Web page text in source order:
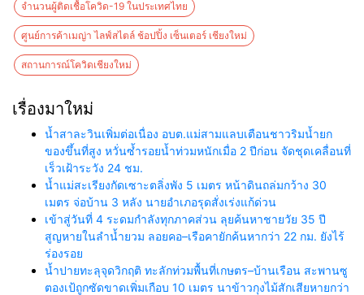
จำนวนผู้ติดเชื้อโควิด-19 ในประเทศไทย
ศูนย์การค้าเมญ่า ไลฟ์สไตล์ ช้อปปิ้ง เซ็นเตอร์ เชียงใหม่
สถานการณ์โควิดเชียงใหม่
เรื่องมาใหม่
น้ำสาละวินเพิ่มต่อเนื่อง อบต.แม่สามแลบเตือนชาวริมน้ำยก
ของขึ้นที่สูง หวั่นซ้ำรอยน้ำท่วมหนักเมื่อ 2 ปีก่อน จัดชุดเคลื่อนที่
เร็วเฝ้าระวัง 24 ชม.
น้ำแม่สะเรียงกัดเซาะตลิ่งพัง 5 เมตร หน้าดินถล่มกว้าง 30
เมตร จ่อบ้าน 3 หลัง นายอำเภอรุดสั่งเร่งแก้ด่วน
เข้าสู่วันที่ 4 ระดมกำลังทุกภาคส่วน ลุยค้นหาชายวัย 35 ปี
สูญหายในลำน้ำยวม ลอยคอ–เรือคายักค้นหากว่า 22 กม. ยังไร้
ร่องรอย
น้ำปายทะลุจุดวิกฤติ ทะลักท่วมพื้นที่เกษตร–บ้านเรือน สะพานซู
ตองเป้ถูกซัดขาดเพิ่มเกือบ 10 เมตร นาข้าวกุงไม้สักเสียหายกว่า